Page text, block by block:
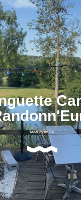
MULTI-ACTIVITÉS